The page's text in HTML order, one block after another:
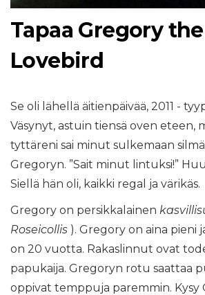
Tapaa Gregory the
Lovebird
Se oli lähellä äitienpäivää, 2011 -
Väsynyt, astuin tiensä oven eteen,
tyttäreni sai minut sulkemaan
Gregoryn. ”Sait minut lintuksi!”
Siellä hän oli, kaikki regal ja värikäs.
Gregory on persikkalainen
Roseicollis ). Gregory on aina pieni
on 20 vuotta. Rakaslinnut ovat
papukaija. Gregoryn rotu saattaa
oppivat temppuja paremmin. Kysy